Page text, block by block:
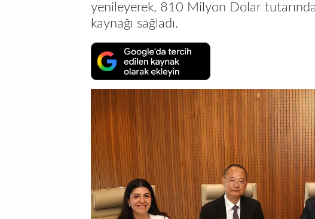
yenileyerek, 810 Milyon Dolar
kaynağı sağladı.